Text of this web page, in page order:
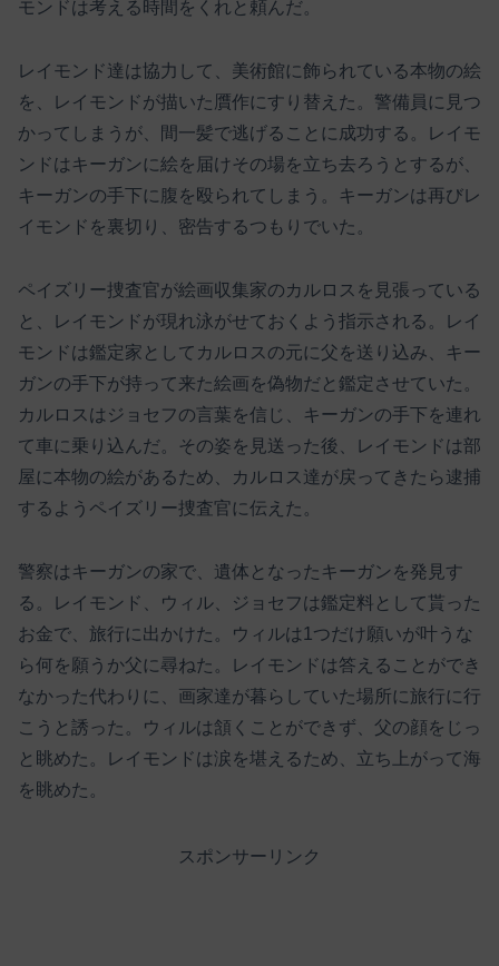
モンドは考える時間をくれと頼んだ。
レイモンド達は協力して、美術館に飾られている本物の絵
を、レイモンドが描いた贋作にすり替えた。警備員に見つ
かってしまうが、間一髪で逃げることに成功する。レイモ
ンドはキーガンに絵を届けその場を立ち去ろうとするが、
キーガンの手下に腹を殴られてしまう。キーガンは再びレ
イモンドを裏切り、密告するつもりでいた。
ペイズリー捜査官が絵画収集家のカルロスを見張っている
と、レイモンドが現れ泳がせておくよう指示される。レイ
モンドは鑑定家としてカルロスの元に父を送り込み、キー
ガンの手下が持って来た絵画を偽物だと鑑定させていた。
カルロスはジョセフの言葉を信じ、キーガンの手下を連れ
て車に乗り込んだ。その姿を見送った後、レイモンドは部
屋に本物の絵があるため、カルロス達が戻ってきたら逮捕
するようペイズリー捜査官に伝えた。
警察はキーガンの家で、遺体となったキーガンを発見す
る。レイモンド、ウィル、ジョセフは鑑定料として貰った
お金で、旅行に出かけた。ウィルは1つだけ願いが叶うな
ら何を願うか父に尋ねた。レイモンドは答えることができ
なかった代わりに、画家達が暮らしていた場所に旅行に行
こうと誘った。ウィルは頷くことができず、父の顔をじっ
と眺めた。レイモンドは涙を堪えるため、立ち上がって海
を眺めた。
スポンサーリンク